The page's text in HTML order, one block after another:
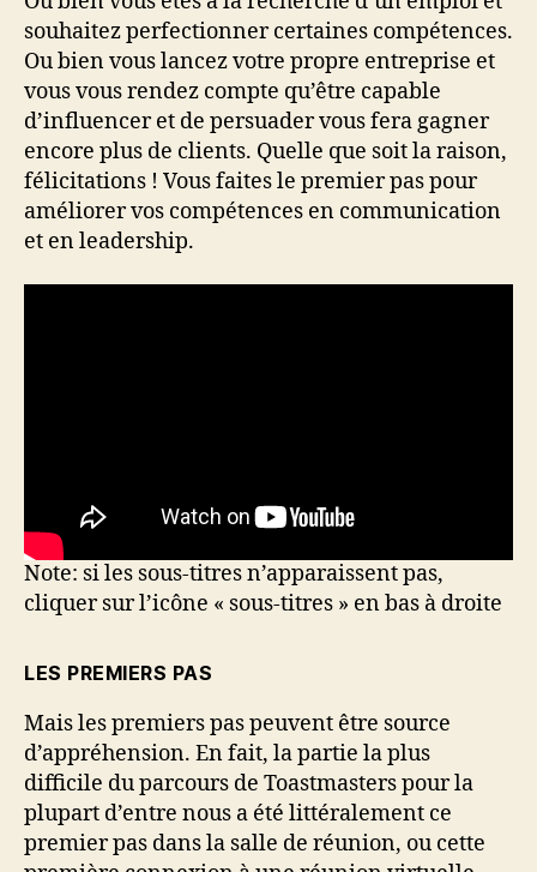
souhaitez perfectionner certaines compétences.
Ou bien vous lancez votre propre entreprise et
vous vous rendez compte qu’être capable
d’influencer et de persuader vous fera gagner
encore plus de clients. Quelle que soit la raison,
félicitations ! Vous faites le premier pas pour
améliorer vos compétences en communication
et en leadership.
Note: si les sous-titres n’apparaissent pas,
cliquer sur l’icône « sous-titres » en bas à droite
LES PREMIERS PAS
Mais les premiers pas peuvent être source
d’appréhension. En fait, la partie la plus
difficile du parcours de Toastmasters pour la
plupart d’entre nous a été littéralement ce
premier pas dans la salle de réunion, ou cette